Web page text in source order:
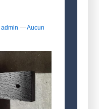
admin —Aucun